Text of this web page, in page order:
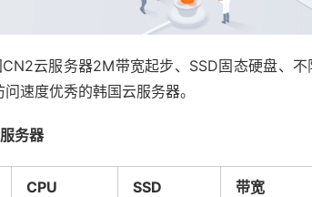
云服务器2M带宽起步、SSD固态硬盘、
速度优秀的韩国云服务器。
务器
CPU SSD 带宽